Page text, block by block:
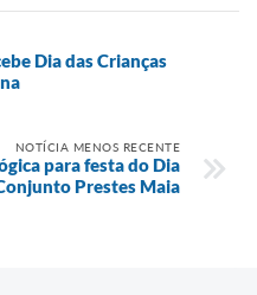
Dia das Crianças
NOTÍCIA MENOS RECENTE
para festa do Dia
Prestes Maia